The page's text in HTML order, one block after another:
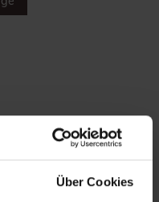
Über Cookies